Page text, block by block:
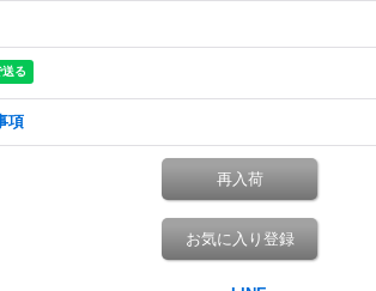
項
再入荷
お気に入り登録